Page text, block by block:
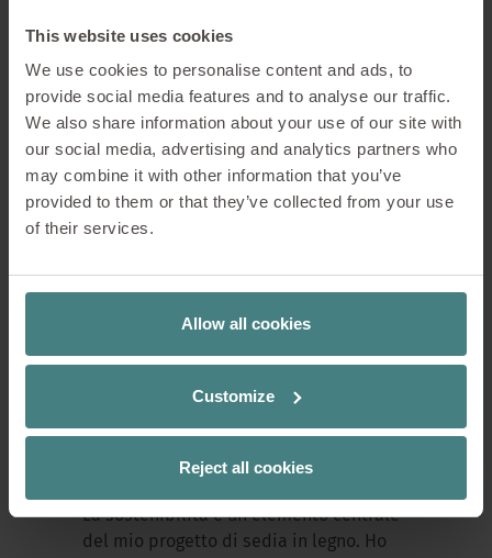
This website uses cookies
We use cookies to personalise content and ads, to
provide social media features and to analyse our traffic.
We also share information about your use of our site with
our social media, advertising and analytics partners who
may combine it with other information that you’ve
provided to them or that they’ve collected from your use
of their services.
Allow all cookies
Customize
Reject all cookies
Una delle sfide più grandi nella
progettazione della sedia è stata quella
di trovare un equilibrio tra la forma
complicata e le proprietà naturali del
legno. Essendo un materiale vivo, il
legno risponde alla temperatura e
all’umidità. Richiedeva quindi tecniche
di produzione precise per evitare di
stata quella di combinare l’artigianato
per mantenere l’integrità strutturale e
l’appeal visivo della sedia.
In che misura la sostenibilità gioca un
ruolo nel suo design e nella scelta dei
La sostenibilità è un elemento centrale
del mio progetto di sedia in legno. Ho